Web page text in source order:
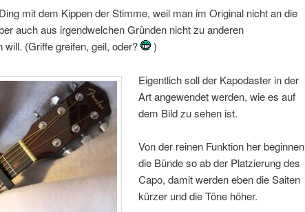
mit dem Kippen der Stimme, weil man im Original nicht an die
auch aus irgendwelchen Gründen nicht zu anderen
will. (Griffe greifen, geil, oder?
)
Eigentlich soll der Kapodaster in der
Art angewendet werden, wie es auf
dem Bild zu sehen ist.
Von der reinen Funktion her beginnen
die Bünde so ab der Platzierung des
Capo, damit werden eben die Saiten
kürzer und die Töne höher.